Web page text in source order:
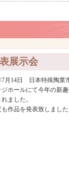
展示会
7月14日 日本特殊陶業
ジホールにて今年の新
ました。
作品を発表致しました